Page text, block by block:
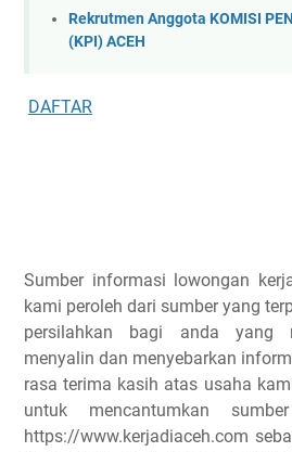
Rekrutmen Anggota KOMISI
(KPI) ACEH
DAFTAR
Sumber informasi lowongan
kami peroleh dari sumber yang
persilahkan bagi anda yang
menyalin dan menyebarkan
rasa terima kasih atas usaha
untuk mencantumkan
https://www.kerjadiaceh.com